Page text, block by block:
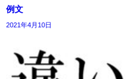
例文
2021年4月10日